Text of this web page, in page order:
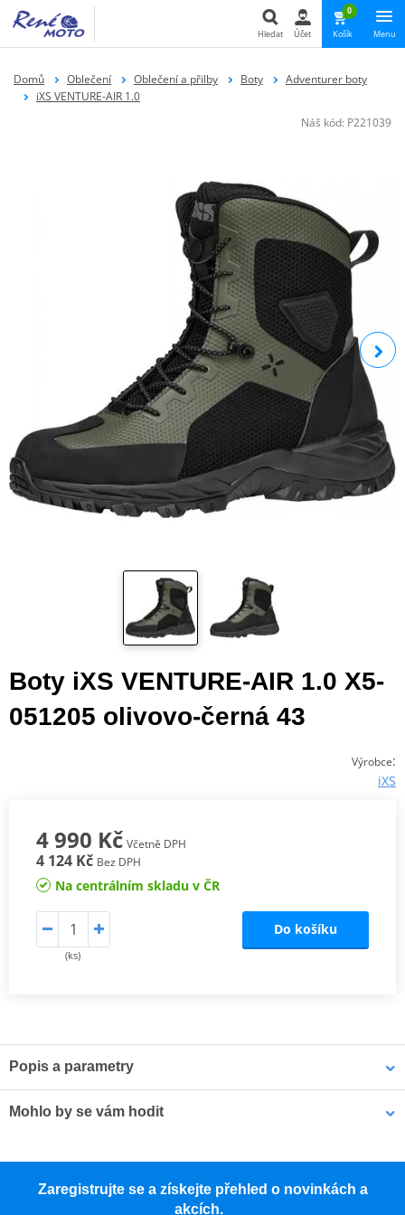
Hledat
Hledat Účet
0
Košík Menu
Domů Oblečení Oblečení a přilby Boty
Adventurer boty
iXS VENTURE-AIR 1.0
Náš kód: P221039
Boty iXS VENTURE-AIR 1.0 X5-
051205 olivovo-černá 43
Výrobce:
iXS
4 990 Kč Včetně DPH
4 124 Kč Bez DPH
Na centrálním skladu v ČR
(ks)
Do košíku
Popis a parametry
Funkčnost, univerzálnost a pocit téměř neznatelné obuvi jsou
Mohlo by se vám hodit
Zaregistrujte se a získejte přehled o novinkách a
akcích.